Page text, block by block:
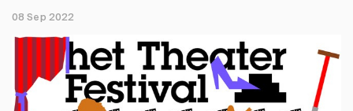
08 Sep 2022